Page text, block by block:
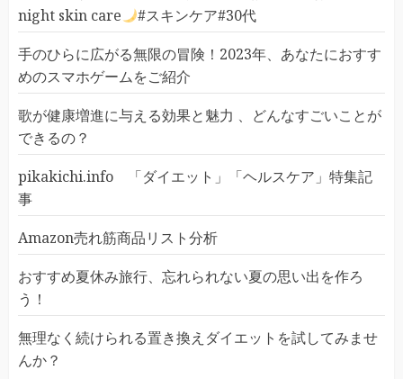
night skin care
#スキンケア#30代
手のひらに広がる無限の冒険！2023年、あなたにおすす
めのスマホゲームをご紹介
歌が健康増進に与える効果と魅力 、どんなすごいことが
できるの？
pikakichi.info 「ダイエット」「ヘルスケア」特集記
事
Amazon売れ筋商品リスト分析
おすすめ夏休み旅行、忘れられない夏の思い出を作ろ
う！
無理なく続けられる置き換えダイエットを試してみませ
んか？